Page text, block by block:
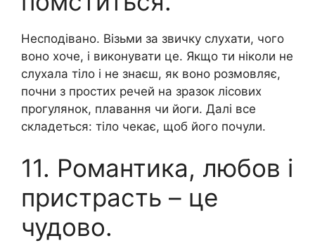
Несподівано. Візьми за звичку слухати, чого
воно хоче, і виконувати це. Якщо ти ніколи не
слухала тіло і не знаєш, як воно розмовляє,
почни з простих речей на зразок лісових
прогулянок, плавання чи йоги. Далі все
складеться: тіло чекає, щоб його почули.
11. Романтика, любов і
пристрасть – це
чудово.